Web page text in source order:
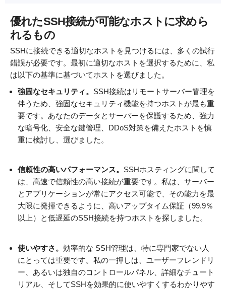
優れたSSH接続が可能なホストに求めら
れるもの
SSHに接続できる適切なホストを見つけるには、多くの試行
錯誤が必要です。最初に適切なホストを選択するために、私
は以下の基準に基づいてホストを選びました。
強固なセキュリティ。 SSH接続はリモートサーバー管理を
伴うため、強固なセキュリティ機能を持つホストが最も重
要です。あなたのデータとサーバーを保護するため、強力
な暗号化、安全な鍵管理、DDoS対策を備えたホストを慎
重に検討し、選びました。
信頼性の高いパフォーマンス。 SSHホスティングに関して
は、高速で信頼性の高い接続が重要です。私は、サーバー
とアプリケーションが常にアクセス可能で、その能力を最
大限に発揮できるように、高いアップタイム保証（99.9％
以上）と低遅延のSSH接続を持つホストを探しました。
使いやすさ。 効率的な SSH管理は、特に専門家でない人
にとっては重要です。私の一押しは、ユーザーフレンドリ
ー、あるいは独自のコントロールパネル、詳細なチュート
リアル、そしてSSHを効果的に使いやすくするわかりやす